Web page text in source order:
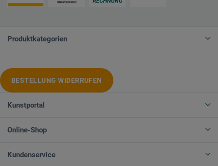
Produktkategorien
BESTELLUNG WIDERRUFEN
Kunstportal
Online-Shop
Kundenservice